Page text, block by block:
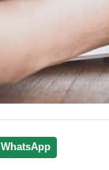
WhatsApp